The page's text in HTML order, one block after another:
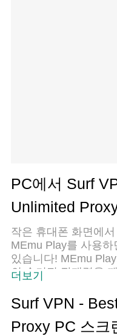
PC에서 Surf
Unlimited
작은 휴대폰 화면에
MEmu Play를 사용
있습니다! MEmu
의 숨겨진 잠재력을
치하면 배터리 수명
앱을 즐길 수 있습니
퓨터에서 앱을 쉽게
더보기
Surf VPN -
Proxy PC 스크